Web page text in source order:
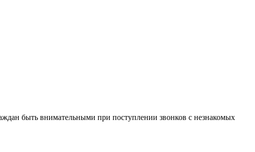
быть внимательными при поступлении звонков с незнакомых